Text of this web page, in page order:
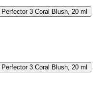
3 Coral Blush, 20 ml
3 Coral Blush, 20 ml